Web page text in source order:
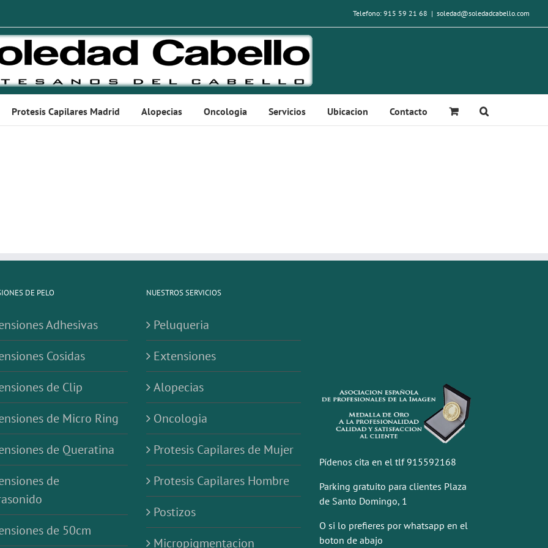
Telefono: 915 59 21 68 | soledad@soledadcabello.com
Protesis Capilares Madrid Alopecias Oncologia Servicios Ubicacion Contacto
DE PELO
Adhesivas
Cosidas
de Clip
de Micro Ring
de Queratina
de
de 50cm
NUESTROS SERVICIOS
Peluqueria
Extensiones
Alopecias
Oncologia
Protesis Capilares de Mujer
Protesis Capilares Hombre
Postizos
Micropigmentacion
Pídenos cita en el tlf 915592168
Parking gratuito para clientes Plaza
de Santo Domingo, 1
O si lo prefieres por whatsapp en el
boton de abajo